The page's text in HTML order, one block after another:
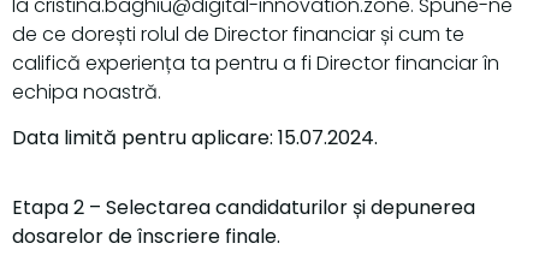
de ce dorești rolul de Director financiar și cum te
califică experiența ta pentru a fi Director financiar în
echipa noastră.
Data limită pentru aplicare: 15.07.2024.
Etapa 2 – Selectarea candidaturilor și depunerea
dosarelor de înscriere finale.